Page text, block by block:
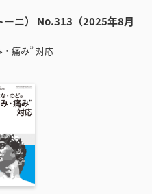
ニ） No.313（2025年8月
・痛み” 対応